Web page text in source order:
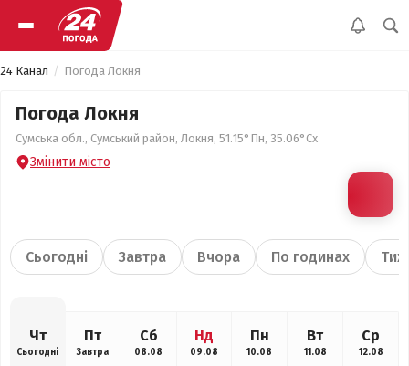
24 Канал Погода Локня
Погода Локня
Сумська обл., Сумський район, Локня, 51.15°Пн, 35.06°Сх
Змінити місто
Сьогодні Завтра Вчора По годинах
Чт
Сьогодні
Пт
Завтра
Сб
08.08
Нд
09.08
Пн
10.08
Вт
11.08
Ср
12.08